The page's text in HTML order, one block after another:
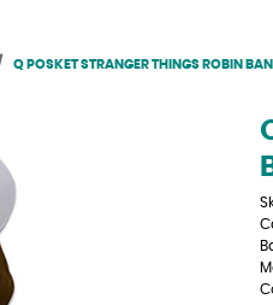
Q POSKET STRANGER THINGS ROBIN